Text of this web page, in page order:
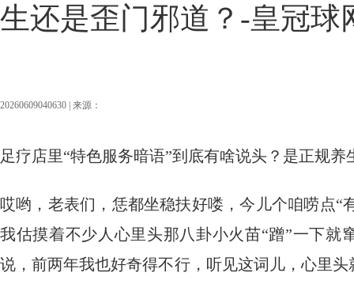
生还是歪门邪道？-皇冠球
20260609040630 | 来源：
足疗店里“特色服务暗语”到底有啥说头？是正规养
哎哟，老表们，恁都坐稳扶好喽，今儿个咱唠点“
我估摸着不少人心里头那八卦小火苗“蹭”一下就
说，前两年我也好奇得不行，听见这词儿，心里